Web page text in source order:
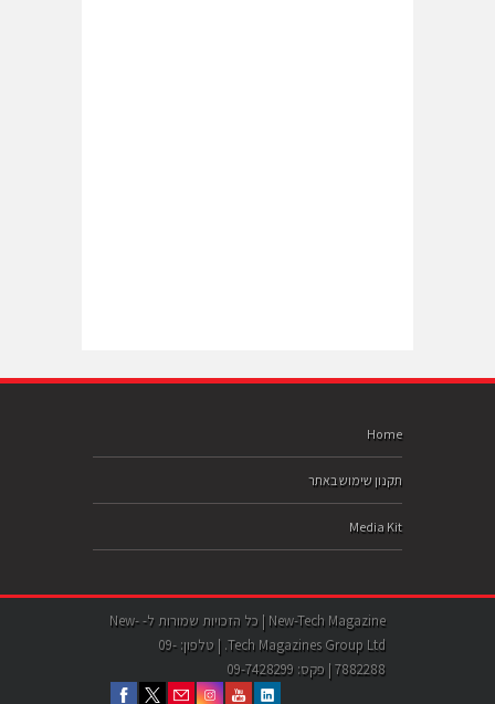
Home
תקנון שימוש באתר
Media Kit
New-Tech Magazine | כל הזכויות שמורות ל- New-
Tech Magazines Group Ltd. | טלפון: 09-
7882288 | פקס: 09-7428299